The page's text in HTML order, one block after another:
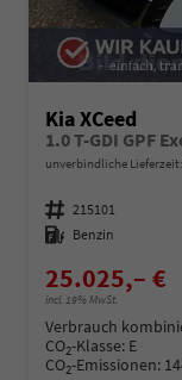
Kia XCeed
1.0 T-GDI GPF
unverbindliche Lieferzeit:
Fahrzeugnummer 215101
Kraftstoff Benzin
25.025,– €
incl. 19% MwSt.
Verbrauch
CO2-Klasse: E
CO2-Emissionen: